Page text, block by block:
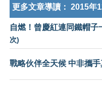
更多文章導讀： 2015年
自燃！曾慶紅連同鐵帽子
次)
戰略伙伴全天候 中非攜